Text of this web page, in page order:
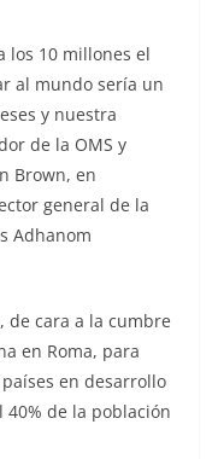
los 10 millones el
al mundo sería un
y nuestra
de la OMS y
Brown, en
general de la
Adhanom
de cara a la cumbre
en Roma, para
en desarrollo
de la población